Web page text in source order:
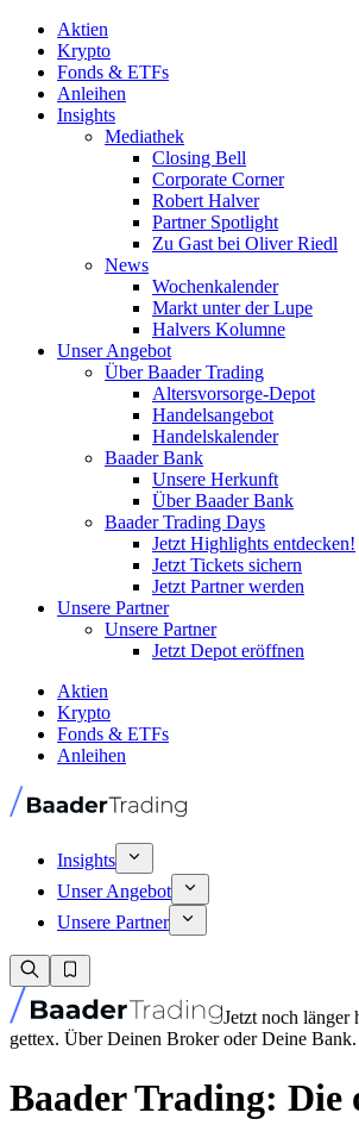
Aktien
Krypto
Fonds & ETFs
Anleihen
Insights
Mediathek
Closing Bell
Corporate Corner
Robert Halver
Partner Spotlight
Zu Gast bei Oliver Riedl
News
Wochenkalender
Markt unter der Lupe
Halvers Kolumne
Unser Angebot
Über Baader Trading
Altersvorsorge-Depot
Handelsangebot
Handelskalender
Baader Bank
Unsere Herkunft
Über Baader Bank
Baader Trading Days
Jetzt Highlights entdecken!
Jetzt Tickets sichern
Jetzt Partner werden
Unsere Partner
Unsere Partner
Jetzt Depot eröffnen
Aktien
Krypto
Fonds & ETFs
Anleihen
Insights
Unser Angebot
Unsere Partner
Jetzt noch länger
gettex. Über Deinen Broker oder Deine Bank.
Baader Trading: